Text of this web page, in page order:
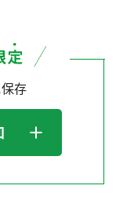
用調味液
存